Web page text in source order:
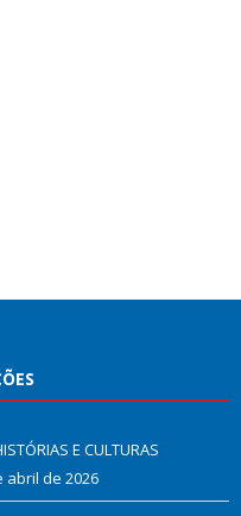
E CULTURAS
abril de 2026